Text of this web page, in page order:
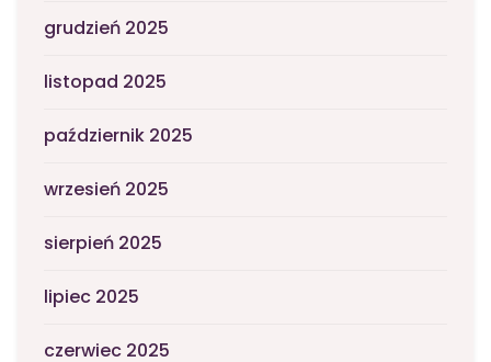
grudzień 2025
listopad 2025
październik 2025
wrzesień 2025
sierpień 2025
lipiec 2025
czerwiec 2025